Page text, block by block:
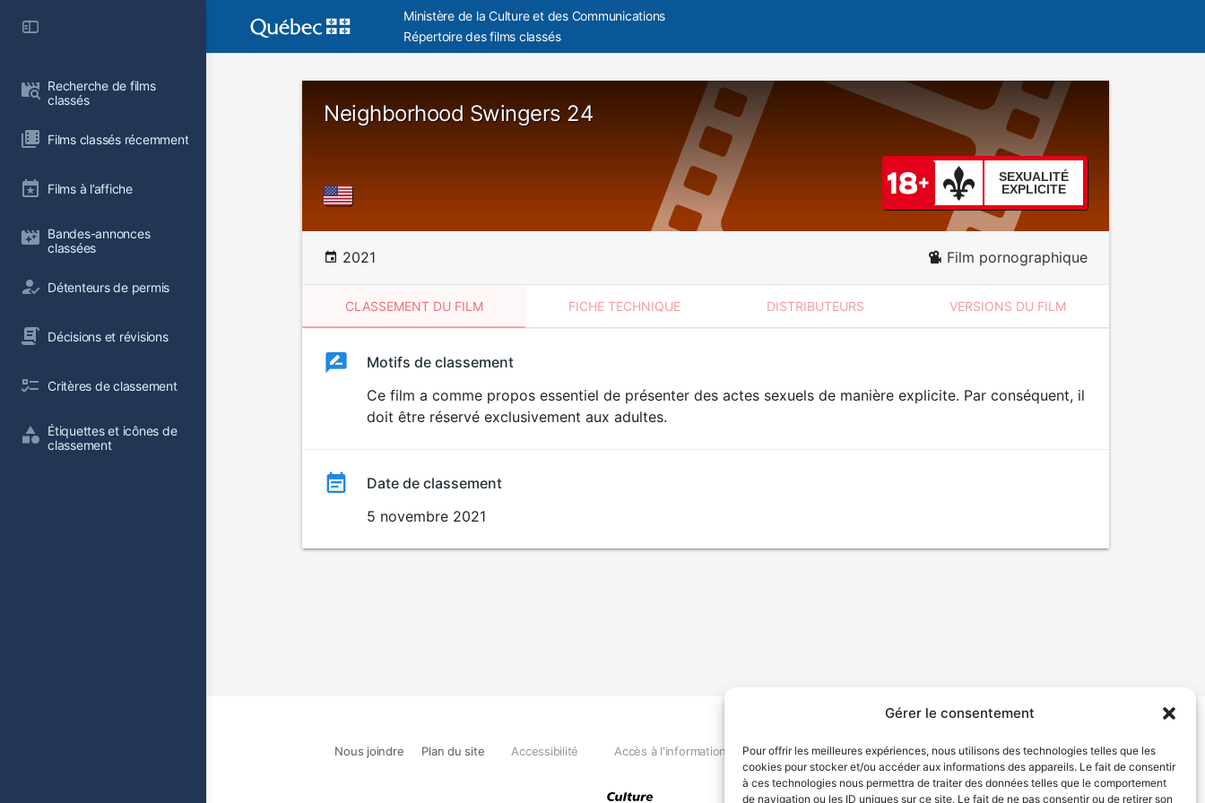
Gérer le consentement
Pour offrir les meilleures expériences, nous utilisons des technologies telles que les
cookies pour stocker et/ou accéder aux informations des appareils. Le fait de consentir
à ces technologies nous permettra de traiter des données telles que le comportement
de navigation ou les ID uniques sur ce site. Le fait de ne pas consentir ou de retirer son
Recherche de films
classés
Films classés récemment
Films à l’affiche
Bandes-annonces
classées
Détenteurs de permis
Décisions et révisions
Critères de classement
Étiquettes et icônes de
classement
Ministère de la Culture et des Communications
Répertoire des films classés
Neighborhood Swingers 24
SEXUALITÉ
EXPLICITE
2021 Film pornographique
CLASSEMENT DU FILM FICHE TECHNIQUE DISTRIBUTEURS VERSIONS DU FILM
ClassementClassement
SEXUALITÉ
EXPLICITE
Motifs de classement
Ce film a comme propos essentiel de présenter des actes sexuels de manière explicite. Par conséquent, il
doit être réservé exclusivement aux adultes.
Date de classement
5 novembre 2021
Nous joindre Plan du site Accessibilité Accès à l'information Déclaration de services Politique de confidentialité